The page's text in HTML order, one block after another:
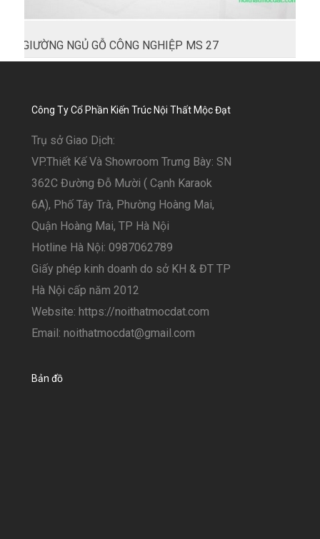
GIƯỜNG NGỦ GỖ CÔNG NGHIỆP MS 27
Công Ty Cổ Phần Kiến Trúc Nội Thất Mộc Đạt
Trụ sở Giao Dịch:
VP.Thiết Kế Và Showroom Trưng Bày: SN
362C Đường Đỗ Mười ( Cạnh Karaok
6A), Phố Tây Trà, Phường Hoàng Mai,
Quận Hoàng Mai, TP Hà Nội
Hotline Hà Nội: 0987062789
Giấy phép kinh doanh do sở KH & ĐT TP
Hà Nội cấp năm 2012
Website: https://noithatmocdat.com
Email: noithatmocdat@gmail.com
Bản đồ